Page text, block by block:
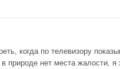
когда по телевизору
природе нет места жалости, я